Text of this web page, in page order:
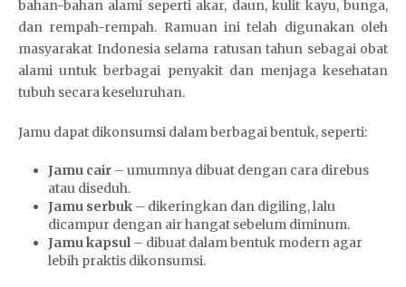
bahan-bahan alami seperti akar, daun, kulit kayu, bunga,
dan rempah-rempah. Ramuan ini telah digunakan oleh
masyarakat Indonesia selama ratusan tahun sebagai obat
alami untuk berbagai penyakit dan menjaga kesehatan
tubuh secara keseluruhan.
Jamu dapat dikonsumsi dalam berbagai bentuk, seperti:
Jamu cair– umumnya dibuat dengan cara direbus
atau diseduh.
Jamu serbuk– dikeringkan dan digiling, lalu
dicampur dengan air hangat sebelum diminum.
Jamu kapsul– dibuat dalam bentuk modern agar
lebih praktis dikonsumsi.